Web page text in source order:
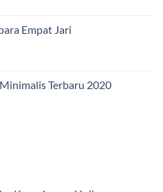
Empat Jari
Terbaru 2020